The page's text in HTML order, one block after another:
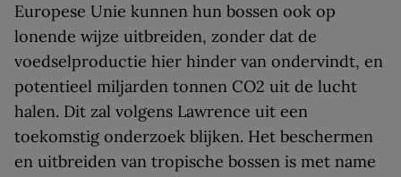
Europese Unie kunnen hun bossen ook op
lonende wijze uitbreiden, zonder dat de
voedselproductie hier hinder van ondervindt, en
potentieel miljarden tonnen CO2 uit de lucht
halen. Dit zal volgens Lawrence uit een
toekomstig onderzoek blijken. Het beschermen
en uitbreiden van tropische bossen is met name